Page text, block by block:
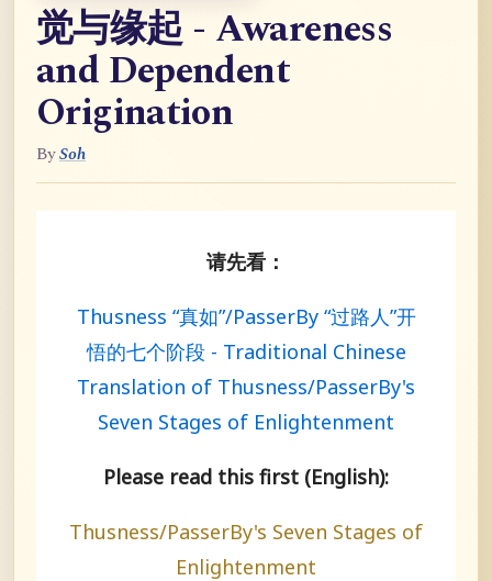
觉与缘起 - Awareness
and Dependent
Origination
BySoh
请先看：
Thusness “真如”/PasserBy “过路人”开
悟的七个阶段 - Traditional Chinese
Translation of Thusness/PasserBy's
Seven Stages of Enlightenment
Please read this first (English):
Thusness/PasserBy's Seven Stages of
Enlightenment